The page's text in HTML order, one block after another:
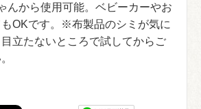
んから使用可能。ベビーカーやお
OKです。※布製品のシミが気に
立たないところで試してからご